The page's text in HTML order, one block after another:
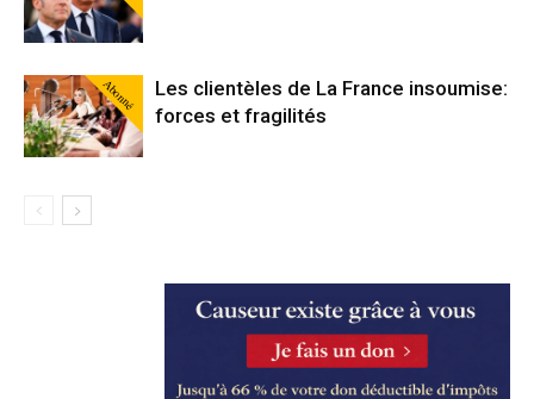
Abonné
Les clientèles de La France insoumise:
forces et fragilités